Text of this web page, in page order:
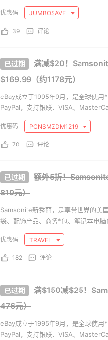
家，站点遍及全球50多个国家和地
都有数百万的新商品上架，种类繁多
力于服务中国用户，让大家在享受淘
JUMBOSAVE
39 评论
满减$20！
$169.99（约1178元）
eBay成立于1995年9月，是全球使用
PayPal，支持银联、VISA、
家，站点遍及全球50多个国家和地
都有数百万的新商品上架，种类繁多
力于服务中国用户，让大家在享受淘
PCNSMZDM1219
70 评论
额外5折！
819元）
Samsonite新秀丽，是享誉世界的美
袋、配饰产品、商务*包、笔记本电
Samsonite一贯的风格、可靠性以及卓
TRAVEL
182 评论
满$150减$25！
476元）
eBay成立于1995年9月，是全球使用
PayPal，支持银联、VISA、
13天15小时
Macy's：
2天12小时
Bloomingdales
卖！入手珑骧、
Bloomingdales
4天
LN-CC：限时大
Ganni、Acne、